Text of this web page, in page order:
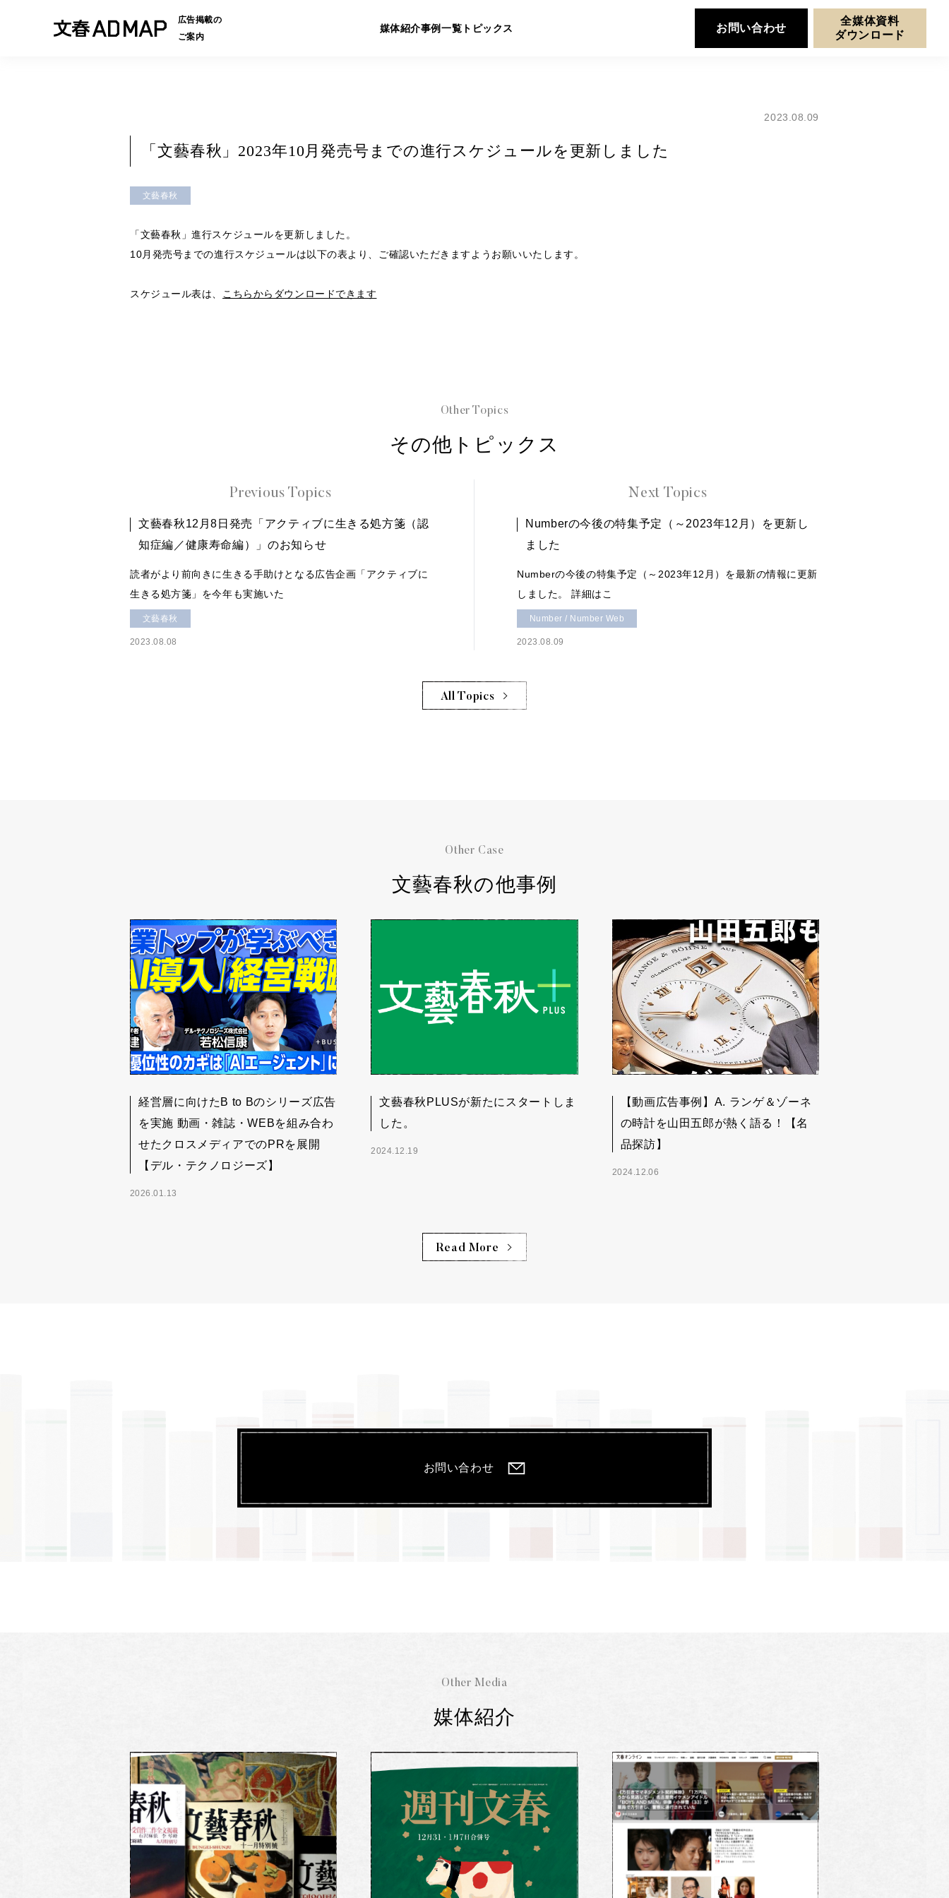
広告掲載の
ご案内
媒体紹介事例一覧 トピックス お問い合わせ
全媒体資料
ダウンロード
2023.08.09
「文藝春秋」2023年10月発売号までの進行スケジュールを更新しました
文藝春秋
「文藝春秋」進行スケジュールを更新しました。
10月発売号までの進行スケジュールは以下の表より、ご確認いただきますようお願いいたします。
スケジュール表は、 こちらからダウンロードできます
Other Topics
その他トピックス
Previous Topics
文藝春秋12月8日発売「アクティブに生きる処方箋（認
知症編／健康寿命編）」のお知らせ
読者がより前向きに生きる手助けとなる広告企画「アクティブに
生きる処方箋」を今年も実施いた
文藝春秋
2023.08.08
Next Topics
Numberの今後の特集予定（～2023年12月）を更新し
ました
Numberの今後の特集予定（～2023年12月）を最新の情報に更新
しました。 詳細はこ
Number / Number Web
2023.08.09
All Topics
Other Case
文藝春秋の他事例
経営層に向けたB to Bのシリーズ広告
を実施 動画・雑誌・WEBを組み合わ
せたクロスメディアでのPRを展開
【デル・テクノロジーズ】
2026.01.13
文藝春秋PLUSが新たにスタートしま
した。
2024.12.19
【動画広告事例】A. ランゲ＆ゾーネ
の時計を山田五郎が熱く語る！【名
品探訪】
2024.12.06
Read More
お問い合わせ
Other Media
媒体紹介